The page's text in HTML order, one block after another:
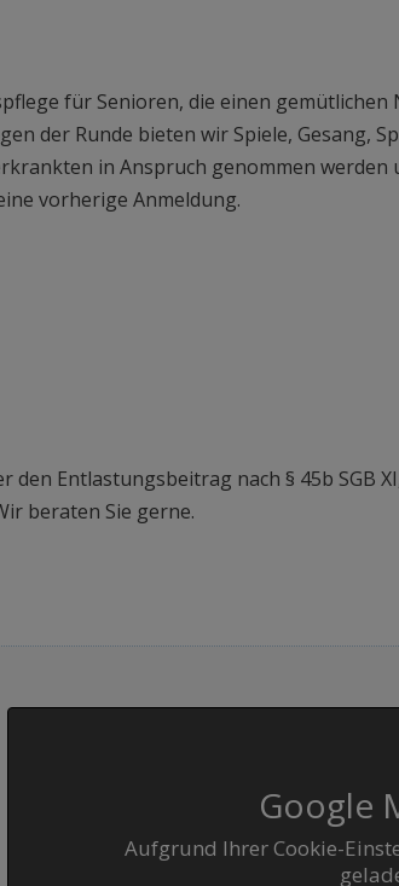
für Senioren, die einen
der Runde bieten wir Spiele, Gesang,
in Anspruch genommen
vorherige Anmeldung.
Entlastungsbeitrag nach § 45b SGB
beraten Sie gerne.
Google
Aufgrund Ihrer Cookie-